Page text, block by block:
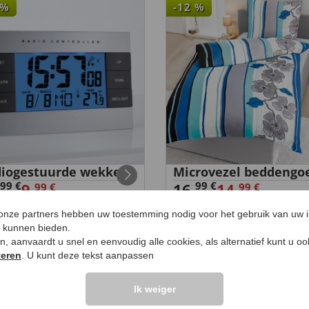
%
wekker
99 €9,99 €
-12 %
Microvezel
16,99 €14,99 €
ZEGGEN UW
partners hebben uw toestemming nodig voor het gebruik van uw
bieden.
aanvaardt u snel en eenvoudig alle cookies, als alternatief kunt u
. U kunt deze tekst aanpassen
Ik weiger